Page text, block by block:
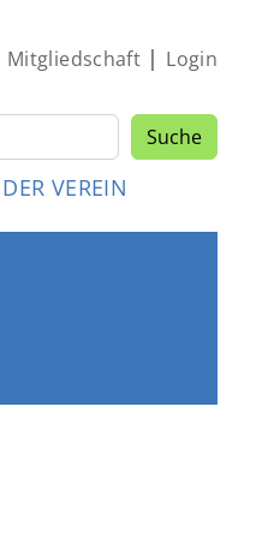
Suche
Mitgliedschaft | Login
DER VEREIN